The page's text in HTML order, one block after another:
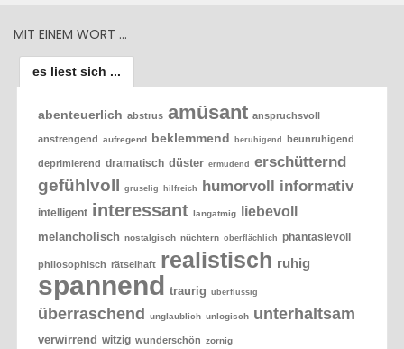
MIT EINEM WORT …
es liest sich ...
abenteuerlich abstrus amüsant anspruchsvoll
anstrengend aufregend beklemmend beruhigend beunruhigend
deprimierend dramatisch düster ermüdend erschütternd
gefühlvoll gruselig hilfreich humorvoll informativ
intelligent interessant langatmig liebevoll
melancholisch nostalgisch nüchtern oberflächlich phantasievoll
philosophisch rätselhaft realistisch ruhig
spannend traurig überflüssig
überraschend unglaublich unlogisch unterhaltsam
verwirrend witzig wunderschön zornig